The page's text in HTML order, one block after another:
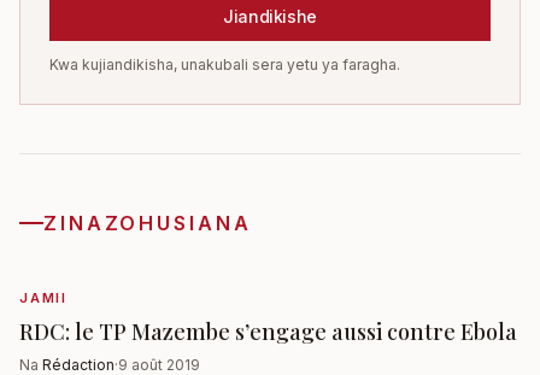
Jiandikishe
Kwa kujiandikisha, unakubali sera yetu ya faragha.
ZINAZOHUSIANA
JAMII
RDC: le TP Mazembe s’engage aussi contre Ebola
Na Rédaction·9 août 2019